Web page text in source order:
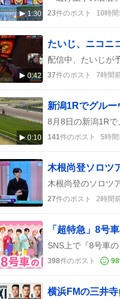
1:30 23件のポスト 10時
0:42 37件のポスト 7時間
0:10
新潟1Rでグル
141件のポスト 5時
27件のポスト 2時間
「超特急」8号
398件のポスト 98
横浜FMの三井